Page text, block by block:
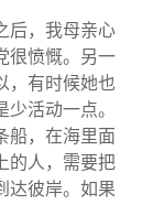
后，我母亲心
很愤慨。另一
，有时候她也
活动一点。
船，在海里面
的人，需要把
达彼岸。如果